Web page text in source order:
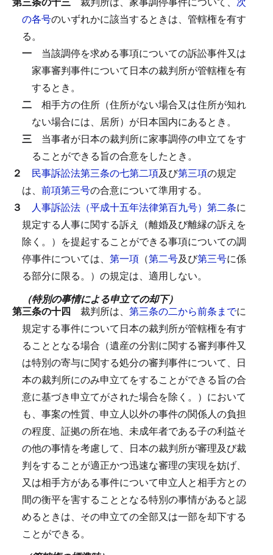
の各号のいずれかに該当するときは、管轄権を有す
る。
一 当該調停を求める事項についての訴訟事件又は
家事審判事件について日本の裁判所が管轄権を有
するとき。
二 相手方の住所（住所がない場合又は住所が知れ
ない場合には、居所）が日本国内にあるとき。
三 当事者が日本の裁判所に家事調停の申立てをす
ることができる旨の合意をしたとき。
２ 民事訴訟法第三条の七第二項及び第三項の規定
は、 前項第三号の合意について準用する。
３ 人事訴訟法（平成十五年法律第百九号）第二条に
規定する人事に関する訴え（離婚及び離縁の訴えを
除く。）を提起することができる事項についての調
停事件については、 第一項 （第二号及び第三号に係
る部分に限る。）の規定は、適用しない。
（特別の事情による申立ての却下）
第三条の十四 裁判所は、 第三条の二から前条までに
規定する事件について日本の裁判所が管轄権を有す
ることとなる場合（遺産の分割に関する審判事件又
は特別の寄与に関する処分の審判事件について、日
本の裁判所にのみ申立てをすることができる旨の合
意に基づき申立てがされた場合を除く。）において
も、事案の性質、申立人以外の事件の関係人の負担
の程度、証拠の所在地、未成年者である子の利益そ
の他の事情を考慮して、日本の裁判所が審理及び裁
判をすることが適正かつ迅速な審理の実現を妨げ、
又は相手方がある事件について申立人と相手方との
間の衡平を害することとなる特別の事情があると認
めるときは、その申立ての全部又は一部を却下する
ことができる。